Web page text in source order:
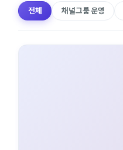
전체 채널그룹 운영